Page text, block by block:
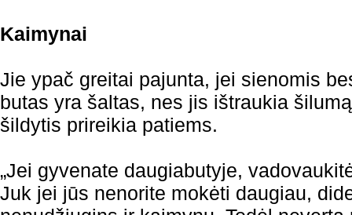
Kaimynai
Jie ypač greitai pajunta, jei sienomis
butas yra šaltas, nes jis ištraukia
šildytis prireikia patiems.
„Jei gyvenate daugiabutyje,
Juk jei jūs nenorite mokėti daugiau,